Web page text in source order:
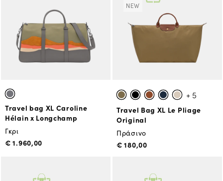
Travel bag XL Caroline
Hélain x Longchamp
Γκρι
€ 1.960,00
NEW
+ 5
Travel Bag XL Le Pliage
Original
Πράσινο
€ 180,00